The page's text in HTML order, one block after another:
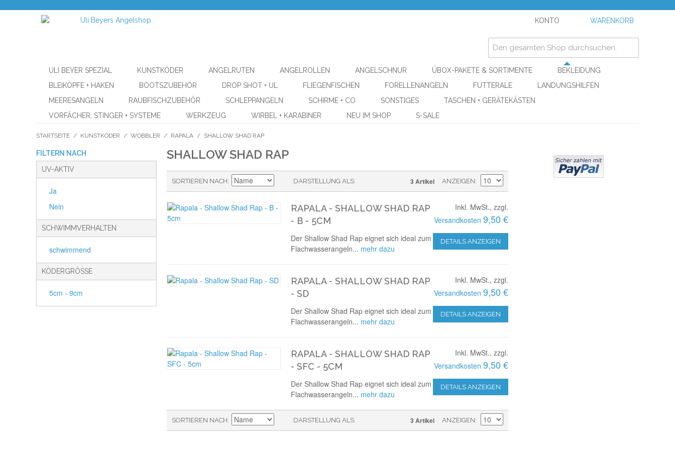
KONTO WARENKORB
ULI BEYER SPEZIAL KUNSTKÖDER ANGELRUTEN ANGELROLLEN ANGELSCHNUR ÜBOX-PAKETE & SORTIMENTE
BEKLEIDUNG
BLEIKÖPFE + HAKEN
BOOTSZUBEHÖR DROP SHOT + UL FLIEGENFISCHEN FORELLENANGELN FUTTERALE
LANDUNGSHILFEN
MEERESANGELN
RAUBFISCHZUBEHÖR SCHLEPPANGELN SCHIRME + CO SONSTIGES
TASCHEN + GERÄTEKÄSTEN
VORFÄCHER, STINGER + SYSTEME
WERKZEUG WIRBEL + KARABINER NEU IM SHOP S-SALE
STARTSEITE / KUNSTKÖDER / WOBBLER / RAPALA / SHALLOW SHAD RAP
FILTERN NACH
UV-AKTIV
Ja
Nein
SCHWIMMVERHALTEN
schwimmend
KÖDERGRÖSSE
5cm - 9cm
SHALLOW SHAD RAP
DARSTELLUNG ALS
SORTIEREN NACH 3 Artikel ANZEIGEN
RAPALA - SHALLOW SHAD RAP
- B - 5CM
Inkl. MwSt., zzgl.
Versandkosten 9,50 €
DETAILS ANZEIGEN
Der Shallow Shad Rap eignet sich ideal zum
Flachwasserangeln... mehr dazu
RAPALA - SHALLOW SHAD RAP
- SD
Inkl. MwSt., zzgl.
Versandkosten 9,50 €
DETAILS ANZEIGEN
Der Shallow Shad Rap eignet sich ideal zum
Flachwasserangeln... mehr dazu
RAPALA - SHALLOW SHAD RAP
- SFC - 5CM
Inkl. MwSt., zzgl.
Versandkosten 9,50 €
DETAILS ANZEIGEN
Der Shallow Shad Rap eignet sich ideal zum
Flachwasserangeln... mehr dazu
DARSTELLUNG ALS
SORTIEREN NACH 3 Artikel ANZEIGEN